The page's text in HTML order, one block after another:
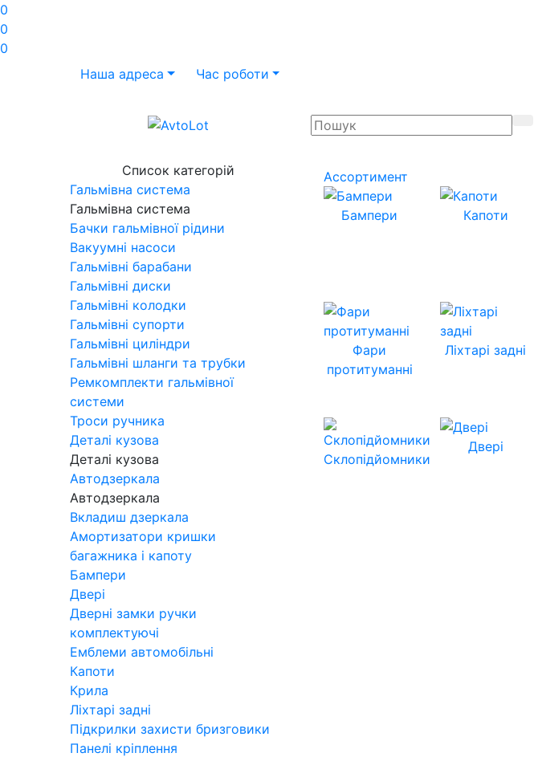
0
0
0
Наша адреса
Час роботи
Список категорій
Гальмівна система
Гальмівна система
Бачки гальмівної рідини
Вакуумні насоси
Гальмівні барабани
Гальмівні диски
Гальмівні колодки
Гальмівні супорти
Гальмівні циліндри
Гальмівні шланги та трубки
Ремкомплекти гальмівної
системи
Троси ручника
Деталі кузова
Деталі кузова
Автодзеркала
Автодзеркала
Вкладиш дзеркала
Амортизатори кришки
багажника і капоту
Бампери
Двері
Дверні замки ручки
комплектуючі
Емблеми автомобільні
Капоти
Крила
Ліхтарі задні
Підкрилки захисти бризговики
Панелі кріплення
Ассортимент
Бампери Капоти
Фари
протитуманні
Ліхтарі задні
Склопідйомники
Двері